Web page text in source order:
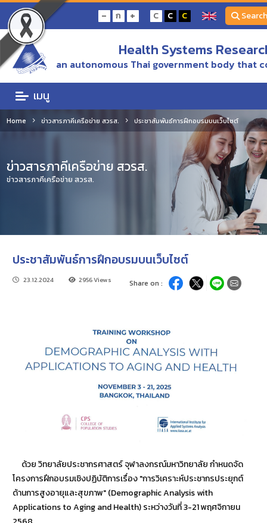
- ก + C C C Search
Health Systems
an autonomous Thai government body that
เมนู
Home ข่าวสารภาคีเครือข่าย สวรส. ประชาสัมพันธ์การฝึกอบรมบนเว็บไซต์
ข่าวสารภาคีเครือข่าย สวรส.
ข่าวสารภาคีเครือข่าย สวรส.
ประชาสัมพันธ์การฝึกอบรมบนเว็บไซต์
23.12.2024 2956 Views Share on :
ด้วย วิทยาลัยประชากรศาสตร์ จุฬาลงกรณ์มหาวิทยาลัย กำหนดจัด
โครงการฝึกอบรมเชิงปฏิบัติการเรื่อง "การวิเคราะห์ประชากรประยุกต์
ด้านการสูงอายุและสุขภาพ" (Demographic Analysis with
Applications to Aging and Health) ระหว่างวันที่ 3-21 พฤศจิกายน